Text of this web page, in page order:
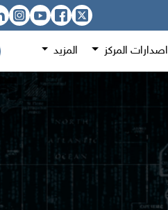
اصدارات المركز المزيد